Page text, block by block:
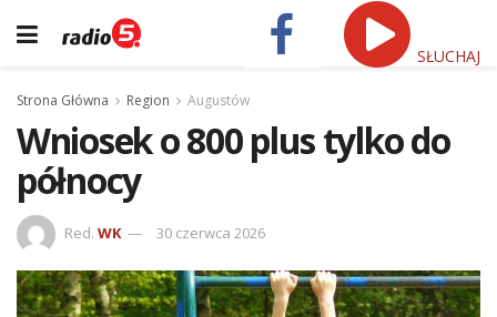
SŁUCHAJ
Strona Główna Region Augustów
Wniosek o 800 plus tylko do
północy
Red. WK 30 czerwca 2026